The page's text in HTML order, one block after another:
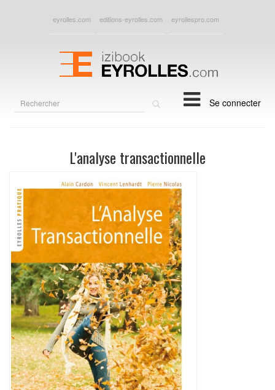
eyrolles.com editions-eyrolles.com eyrollespro.com
Se connecter
L'analyse transactionnelle